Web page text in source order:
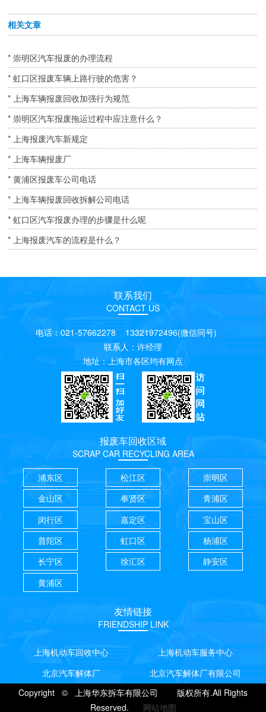
相关文章
* 崇明区汽车报废的办理流程
* 虹口区报废车辆上路行驶的危害？
* 上海车辆报废回收加强行为规范
* 崇明区汽车报废拖运过程中应注意什么？
* 上海报废汽车新规定
* 上海车辆报废厂
* 黄浦区报废车公司电话
* 上海车辆报废回收拆解公司电话
* 虹口区汽车报废办理的步骤是什么呢
* 上海报废汽车的流程是什么？
联系我们
CONTACT US
电话：021-57662278 13321972496(微信同号)
联系人：许经理
地址：上海市各区均有网点
报废车回收区域
SCRAP CAR RECYCLING AREA
浦东区
松江区
崇明区
金山区
奉贤区
青浦区
闵行区
嘉定区
宝山区
普陀区
虹口区
杨浦区
长宁区
徐汇区
静安区
黄浦区
友情链接
FRIENDSHIP LINK
上海机动车回收中心
上海机动车服务中心
北京汽车解体厂
北京汽车解体厂有限公司
Copyright © 上海华东拆车有限公司 版权所有.All Rights
Reserved. 网站地图